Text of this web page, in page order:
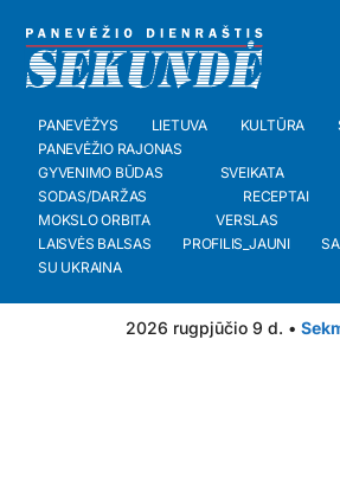
PANEVĖŽYS LIETUVA KULTŪRA
PANEVĖŽIO RAJONAS
GYVENIMO BŪDAS
SVEIKATA
SODAS/DARŽAS
RECEPTAI
MOKSLO ORBITA
VERSLAS
LAISVĖS BALSAS
PROFILIS_JAUNI
SU UKRAINA
2026 rugpjūčio 9 d. •